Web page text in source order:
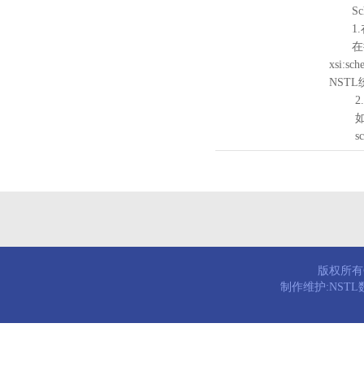
1.
在待
NSTL
2.
如需
版权所
制作维护:NSTL